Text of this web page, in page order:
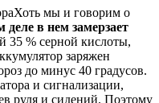
Хоть мы и говорим о
деле в нем замерзает
35 % серной кислоты,
заряжен
до минус 40 градусов.
и сигнализации,
руля и сидений. Поэтому